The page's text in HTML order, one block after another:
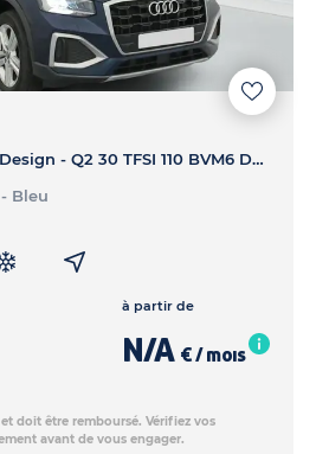
30 TFSI 110 BVM6 Design - Q2 30 TFSI 110 BVM6 Design
- Bleu
à partir de
N/A € / mois
doit être remboursé. Vérifiez vos
avant de vous engager.